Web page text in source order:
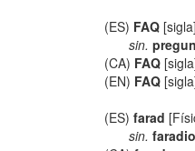
(ES) FAQ
sin.
(CA) FAQ
(EN) FAQ
(ES)farad
sin. faradio